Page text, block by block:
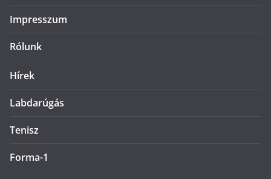
Impresszum
Rólunk
Hírek
Labdarúgás
Tenisz
Forma-1